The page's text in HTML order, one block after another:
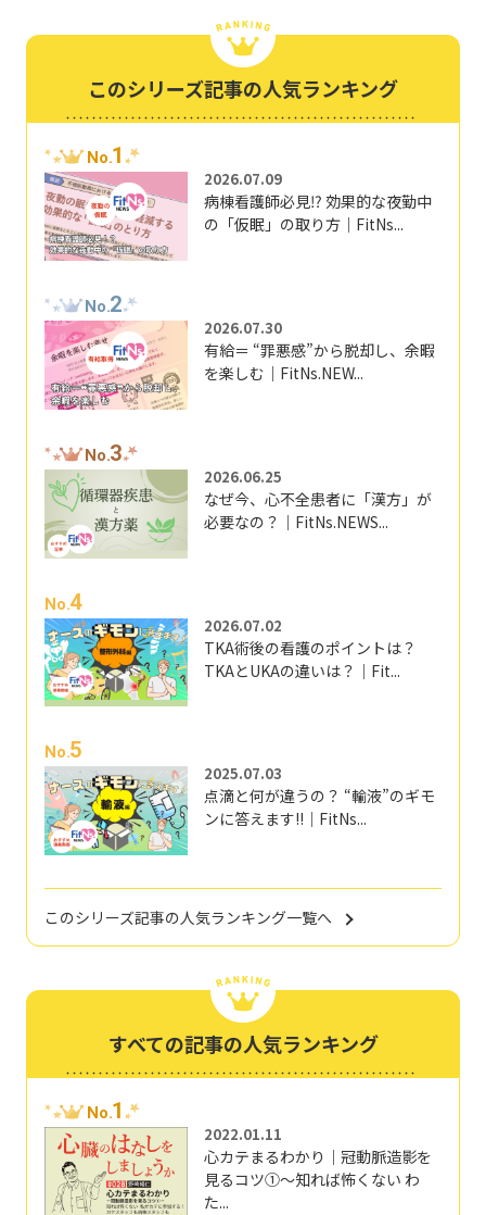
このシリーズ記事の人気ランキング
No.1
2026.07.09
病棟看護師必見⁉ 効果的な夜勤中
の「仮眠」の取り方｜FitNs...
No.2
2026.07.30
有給＝ “罪悪感”から脱却し、余暇
を楽しむ｜FitNs.NEW...
No.3
2026.06.25
なぜ今、心不全患者に「漢方」が
必要なの？｜FitNs.NEWS...
No.4
2026.07.02
TKA術後の看護のポイントは？
TKAとUKAの違いは？｜Fit...
No.5
2025.07.03
点滴と何が違うの？ “輸液”のギモ
ンに答えます!!｜FitNs...
このシリーズ記事の人気ランキング一覧へ
すべての記事の人気ランキング
No.1
2022.01.11
心カテまるわかり｜冠動脈造影を
見るコツ①～知れば怖くない わ
た...